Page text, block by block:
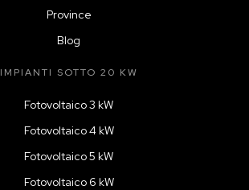
Province
Blog
IMPIANTI SOTTO 20 KW
Fotovoltaico 3 kW
Fotovoltaico 4 kW
Fotovoltaico 5 kW
Fotovoltaico 6 kW